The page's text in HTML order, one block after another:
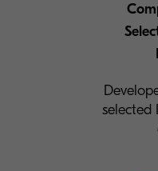
selected